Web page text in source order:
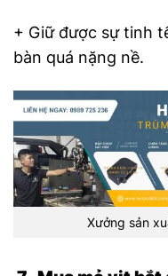
+ Giữ được sự tinh
bàn quá nặng nề.
Xưởng sản